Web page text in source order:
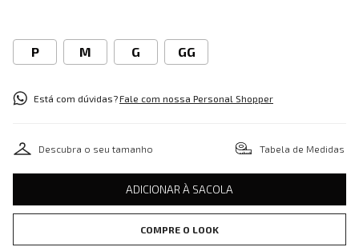
P M G GG
Está com dúvidas?Fale com nossa Personal Shopper
Descubra o seu tamanho Tabela de Medidas
ADICIONAR À SACOLA
COMPRE O LOOK